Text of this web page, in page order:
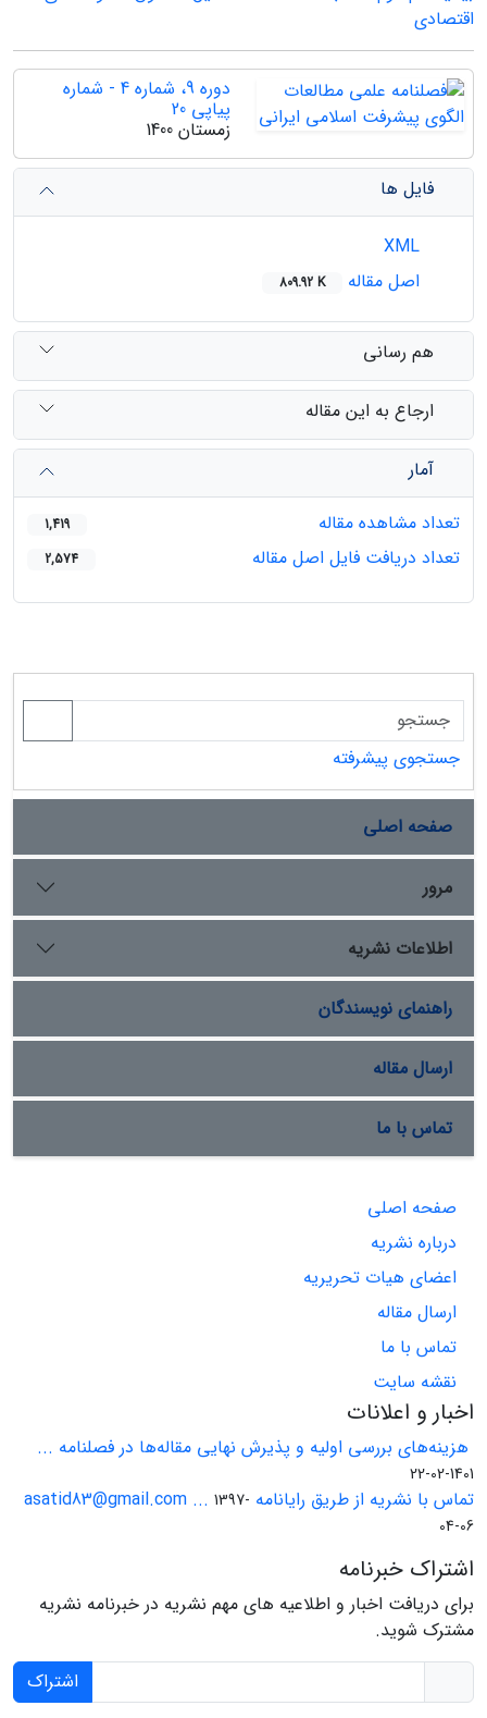
اقتصادی
دوره 9، شماره 4 - شماره
پیاپی 20
زمستان 1400
فایل ها
اصل مقاله
809.92 K
هم رسانی
ارجاع به این مقاله
آمار
تعداد مشاهده مقاله
1,419
تعداد دریافت فایل اصل مقاله 2,574
جستجوی پیشرفته
صفحه اصلی
مرور
اطلاعات نشریه
راهنمای نویسندگان
ارسال مقاله
تماس با ما
صفحه اصلی
درباره نشریه
اعضای هیات تحریریه
ارسال مقاله
تماس با ما
نقشه سایت
اخبار و اعلانات
هزینه‌های بررسی اولیه و پذیرش نهایی مقاله‌ها در فصلنامه ...
1401-02-22
تماس با نشریه از طریق رایانامه asatid83@gmail.com ... 1397-
04-06
اشتراک خبرنامه
برای دریافت اخبار و اطلاعیه های مهم نشریه در خبرنامه نشریه
مشترک شوید.
اشتراک